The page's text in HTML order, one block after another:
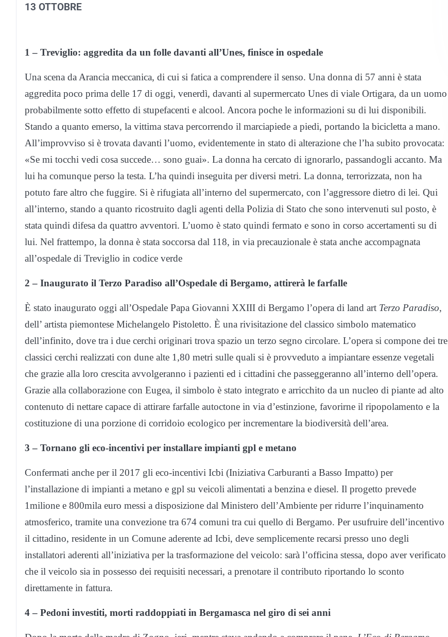
13 OTTOBRE
1 – Treviglio: aggredita da un folle davanti all’Unes, finisce in ospedale
Una scena da Arancia meccanica, di cui si fatica a comprendere il senso. Una donna di 57 anni è stata
aggredita poco prima delle 17 di oggi, venerdì, davanti al supermercato Unes di viale Ortigara, da un uomo
probabilmente sotto effetto di stupefacenti e alcool. Ancora poche le informazioni su di lui disponibili.
Stando a quanto emerso, la vittima stava percorrendo il marciapiede a piedi, portando la bicicletta a mano.
All’improvviso si è trovata davanti l’uomo, evidentemente in stato di alterazione che l’ha subito provocata:
«Se mi tocchi vedi cosa succede… sono guai». La donna ha cercato di ignorarlo, passandogli accanto. Ma
lui ha comunque perso la testa. L’ha quindi inseguita per diversi metri. La donna, terrorizzata, non ha
potuto fare altro che fuggire. Si è rifugiata all’interno del supermercato, con l’aggressore dietro di lei. Qui
all’interno, stando a quanto ricostruito dagli agenti della Polizia di Stato che sono intervenuti sul posto, è
stata quindi difesa da quattro avventori. L’uomo è stato quindi fermato e sono in corso accertamenti su di
lui. Nel frattempo, la donna è stata soccorsa dal 118, in via precauzionale è stata anche accompagnata
all’ospedale di Treviglio in codice verde
2 – Inaugurato il Terzo Paradiso all’Ospedale di Bergamo, attirerà le farfalle
È stato inaugurato oggi all’Ospedale Papa Giovanni XXIII di Bergamo l’opera di land art Terzo Paradiso,
dell’ artista piemontese Michelangelo Pistoletto. È una rivisitazione del classico simbolo matematico
dell’infinito, dove tra i due cerchi originari trova spazio un terzo segno circolare. L’opera si compone dei tre
classici cerchi realizzati con dune alte 1,80 metri sulle quali si è provveduto a impiantare essenze vegetali
che grazie alla loro crescita avvolgeranno i pazienti ed i cittadini che passeggeranno all’interno dell’opera.
Grazie alla collaborazione con Eugea, il simbolo è stato integrato e arricchito da un nucleo di piante ad alto
contenuto di nettare capace di attirare farfalle autoctone in via d’estinzione, favorirne il ripopolamento e la
costituzione di una porzione di corridoio ecologico per incrementare la biodiversità dell’area.
3 – Tornano gli eco-incentivi per installare impianti gpl e metano
Confermati anche per il 2017 gli eco-incentivi Icbi (Iniziativa Carburanti a Basso Impatto) per
l’installazione di impianti a metano e gpl su veicoli alimentati a benzina e diesel. Il progetto prevede
1milione e 800mila euro messi a disposizione dal Ministero dell’Ambiente per ridurre l’inquinamento
atmosferico, tramite una convezione tra 674 comuni tra cui quello di Bergamo. Per usufruire dell’incentivo
il cittadino, residente in un Comune aderente ad Icbi, deve semplicemente recarsi presso uno degli
installatori aderenti all’iniziativa per la trasformazione del veicolo: sarà l’officina stessa, dopo aver verificato
che il veicolo sia in possesso dei requisiti necessari, a prenotare il contributo riportando lo sconto
direttamente in fattura.
4 – Pedoni investiti, morti raddoppiati in Bergamasca nel giro di sei anni